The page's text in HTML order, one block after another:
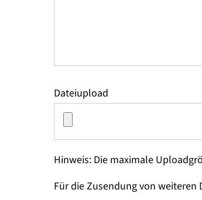
Dateiupload
Hinweis: Die maximale
Für die Zusendung von